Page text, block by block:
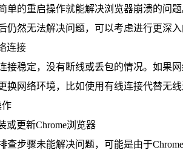
单的重启操作就能解决浏览器崩溃的问
仍然无法解决问题，可以考虑进行更深入
连接
接稳定，没有断线或丢包的情况。如果
换网络环境，比如使用有线连接代替无
作
或更新Chrome浏览器
查步骤未能解决问题，可能是由于